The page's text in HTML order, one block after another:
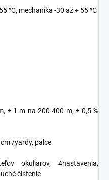
°C, mechanika -30 až + 55 °C
± 1 m na 200-400 m, ± 0,5 %
/yardy, palce
okuliarov, 4nastavenia,
čistenie